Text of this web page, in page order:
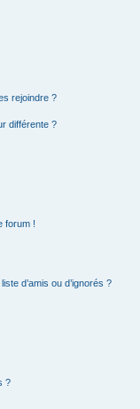
rejoindre ?
différente ?
forum !
d’amis ou d’ignorés ?
?